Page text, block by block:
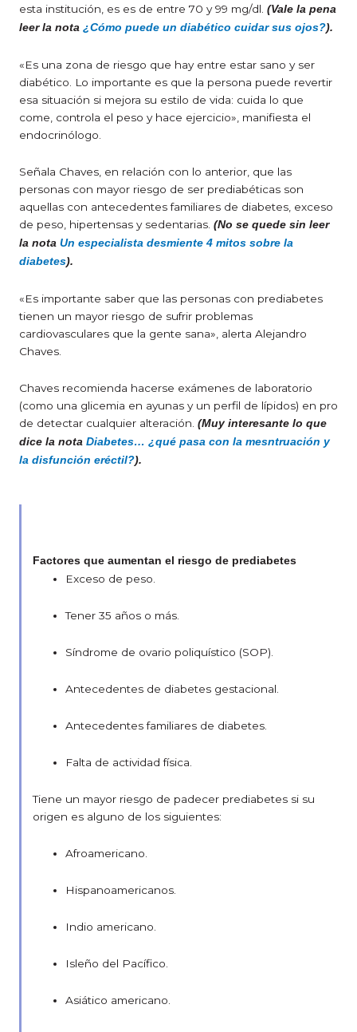
esta institución, es es de entre 70 y 99 mg/dl. (Vale la pena
leer la nota ¿Cómo puede un diabético cuidar sus ojos?).
«Es una zona de riesgo que hay entre estar sano y ser
diabético. Lo importante es que la persona puede revertir
esa situación si mejora su estilo de vida: cuida lo que
come, controla el peso y hace ejercicio», manifiesta el
endocrinólogo.
Señala Chaves, en relación con lo anterior, que las
personas con mayor riesgo de ser prediabéticas son
aquellas con antecedentes familiares de diabetes, exceso
de peso, hipertensas y sedentarias. (No se quede sin leer
la nota Un especialista desmiente 4 mitos sobre la
diabetes).
«Es importante saber que las personas con prediabetes
tienen un mayor riesgo de sufrir problemas
cardiovasculares que la gente sana», alerta Alejandro
Chaves.
Chaves recomienda hacerse exámenes de laboratorio
(como una glicemia en ayunas y un perfil de lípidos) en pro
de detectar cualquier alteración. (Muy interesante lo que
dice la nota Diabetes… ¿qué pasa con la mesntruación y
la disfunción eréctil?).
Factores que aumentan el riesgo de prediabetes
Exceso de peso.
Tener 35 años o más.
Síndrome de ovario poliquístico (SOP).
Antecedentes de diabetes gestacional.
Antecedentes familiares de diabetes.
Falta de actividad física.
Tiene un mayor riesgo de padecer prediabetes si su
origen es alguno de los siguientes:
Afroamericano.
Hispanoamericanos.
Indio americano.
Isleño del Pacífico.
Asiático americano.